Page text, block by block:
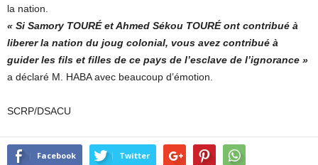
la nation.
« Si Samory TOURÉ et Ahmed Sékou TOURÉ ont contribué à
liberer la nation du joug colonial, vous avez contribué à
guider les fils et filles de ce pays de l’esclave de l’ignorance »
a déclaré M. HABA avec beaucoup d’émotion.
SCRP/DSACU
Facebook Twitter